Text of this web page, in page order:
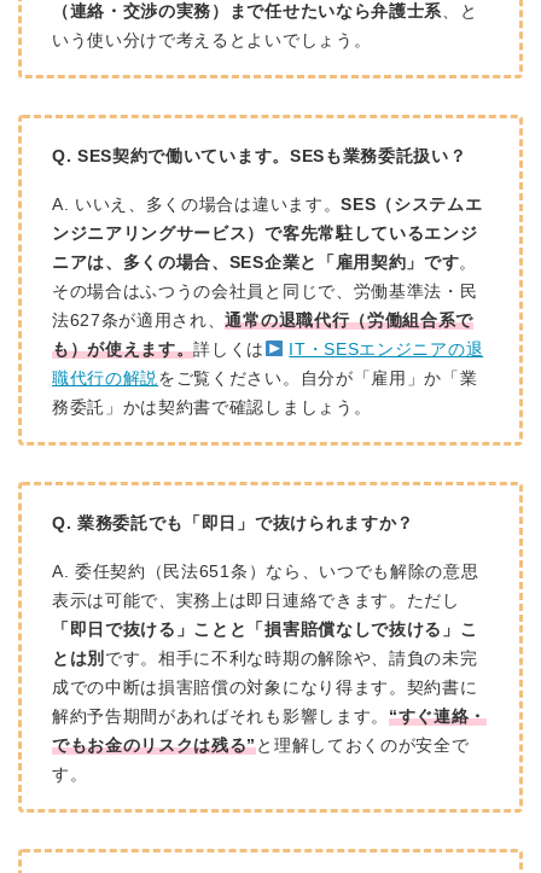
（連絡・交渉の実務）まで任せたいなら弁護士系 、と
いう使い分けで考えるとよいでしょう。
Q. SES契約で働いています。SESも業務委託扱い？
A. いいえ、多くの場合は違います。SES（システムエ
ンジニアリングサービス）で客先常駐しているエンジ
ニアは、多くの場合、SES企業と「雇用契約」です。
その場合はふつうの会社員と同じで、労働基準法・民
法627条が適用され、通常の退職代行（労働組合系で
も）が使えます。詳しくは
IT・SESエンジニアの退
職代行の解説 をご覧ください。自分が「雇用」か「業
務委託」かは契約書で確認しましょう。
Q. 業務委託でも「即日」で抜けられますか？
A. 委任契約（民法651条）なら、いつでも解除の意思
表示は可能で、実務上は即日連絡できます。ただし
「即日で抜ける」ことと「損害賠償なしで抜ける」こ
とは別 です。相手に不利な時期の解除や、請負の未完
成での中断は損害賠償の対象になり得ます。契約書に
解約予告期間があればそれも影響します。 “すぐ連絡・
でもお金のリスクは残る”と理解しておくのが安全で
す。